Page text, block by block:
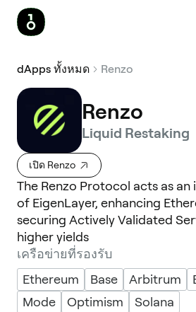
dApps ทั้งหมด Renzo
Renzo
Liquid Restaking
เปิด Renzo
The Renzo Protocol acts as
of EigenLayer, enhancing
securing Actively Validated
higher yields
เครือข่ายที่รองรับ
Ethereum
Base Arbitrum
Mode
Optimism Solana